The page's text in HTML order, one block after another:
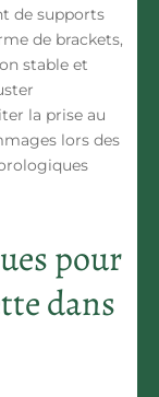
de supports
de brackets,
stable et
la prise au
lors des
pour
dans